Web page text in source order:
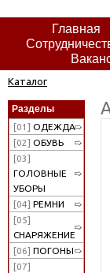
Главная
Каталог
Разделы
[01] ОДЕЖДА
[02] ОБУВЬ
[03]
ГОЛОВНЫЕ
УБОРЫ
[04] РЕМНИ
[05]
СНАРЯЖЕНИЕ
[06] ПОГОНЫ
[07]